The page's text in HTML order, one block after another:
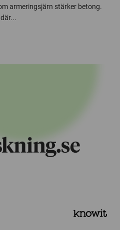
armeringsjärn stärker betong.